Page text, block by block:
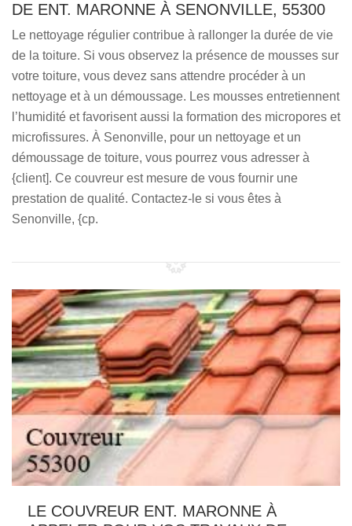
DE ENT. MARONNE À SENONVILLE, 55300
Le nettoyage régulier contribue à rallonger la durée de vie
de la toiture. Si vous observez la présence de mousses sur
votre toiture, vous devez sans attendre procéder à un
nettoyage et à un démoussage. Les mousses entretiennent
l’humidité et favorisent aussi la formation des micropores et
microfissures. À Senonville, pour un nettoyage et un
démoussage de toiture, vous pourrez vous adresser à
{client]. Ce couvreur est mesure de vous fournir une
prestation de qualité. Contactez-le si vous êtes à
Senonville, {cp.
LE COUVREUR ENT. MARONNE À